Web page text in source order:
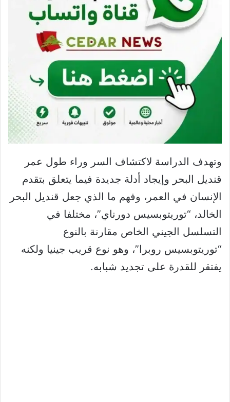
وتهدف الدراسة لاكتشاف السر وراء طول عمر
قنديل البحر وإيجاد أدلة جديدة فيما يتعلق بتقدم
الإنسان في العمر، وفهم ما الذي جعل قنديل البحر
الخالد، “توريتوبسيس دورناي”، مختلفا في
التسلسل الجيني الخاص مقارنة بالنوع
“توريتوبسيس روبرا”، وهو نوع قريب جينيا ولكنه
يفتقر للقدرة على تجديد شبابه.